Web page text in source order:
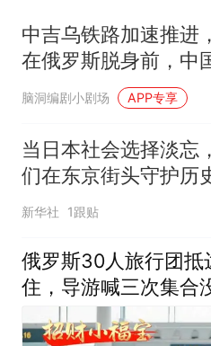
中吉乌铁路加速推进
在俄罗斯脱身前，中
下向西通道自主权
脑洞编剧小剧场 APP专享
当日本社会选择淡忘
们在东京街头守护历
忆
新华社 1跟贴
俄罗斯30人旅行团抵
住，导游喊三次集合